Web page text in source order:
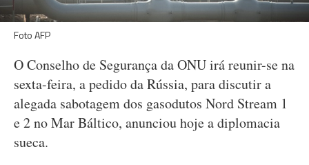
Foto AFP
O Conselho de Segurança da ONU irá reunir-se na
sexta-feira, a pedido da Rússia, para discutir a
alegada sabotagem dos gasodutos Nord Stream 1
e 2 no Mar Báltico, anunciou hoje a diplomacia
sueca.